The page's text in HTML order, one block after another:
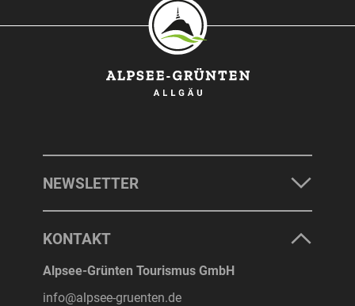
NEWSLETTER
KONTAKT
Alpsee-Grünten Tourismus GmbH
info@alpsee-gruenten.de